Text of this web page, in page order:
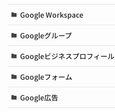
Google Workspace
Googleグループ
Googleビジネスプロフィール
Googleフォーム
Google広告